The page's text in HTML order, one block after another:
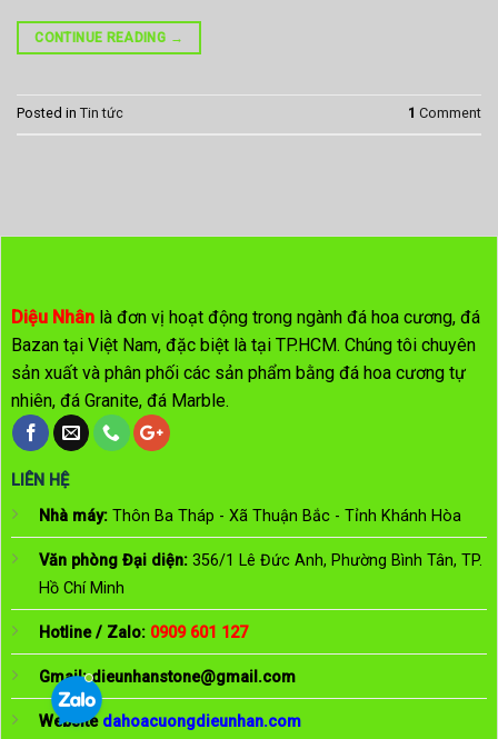
CONTINUE READING →
Posted in Tin tức 1 Comment
Diệu Nhânlà đơn vị hoạt động trong ngành đá hoa cương, đá
Bazan tại Việt Nam, đặc biệt là tại TP.HCM. Chúng tôi chuyên
sản xuất và phân phối các sản phẩm bằng đá hoa cương tự
nhiên, đá Granite, đá Marble.
LIÊN HỆ
Nhà máy:Thôn Ba Tháp - Xã Thuận Bắc - Tỉnh Khánh Hòa
Văn phòng Đại diện:356/1 Lê Đức Anh, Phường Bình Tân, TP.
Hồ Chí Minh
Hotline / Zalo: 0909 601 127
Gmail: dieunhanstone@gmail.com
Website dahoacuongdieunhan.com